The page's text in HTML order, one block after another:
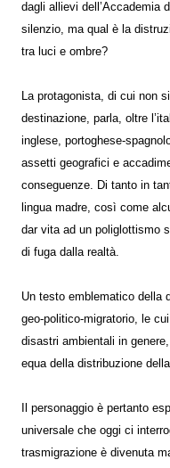
dagli allievi dell’Accademia
silenzio, ma qual è la
tra luci e ombre?
La protagonista, di cui non
destinazione, parla, oltre
inglese, portoghese-
assetti geografici e
conseguenze. Di tanto in
lingua madre, così come
dar vita ad un poliglottismo
di fuga dalla realtà.
Un testo emblematico della
geo-politico-migratorio, le
disastri ambientali in
equa della distribuzione
Il personaggio è pertanto
universale che oggi ci
trasmigrazione è divenuta